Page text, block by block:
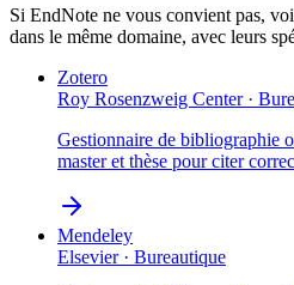
Si EndNote ne vous convient pas,
dans le même domaine, avec leurs
Zotero
Roy Rosenzweig Center·
Gestionnaire de bibliographie
master et thèse pour citer
Mendeley
Elsevier· Bureautique